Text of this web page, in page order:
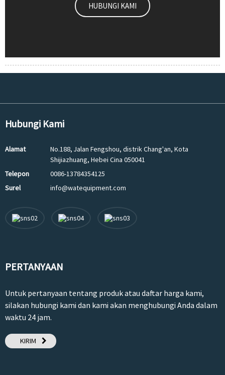
HUBUNGI KAMI
Hubungi Kami
Alamat
No.188, Jalan Fengshou, distrik Chang'an, Kota
Shijiazhuang, Hebei Cina 050041
Telepon
0086-13784354125
Surel
info@watequipment.com
PERTANYAAN
Untuk pertanyaan tentang produk atau daftar harga kami,
silakan hubungi kami dan kami akan menghubungi Anda dalam
waktu 24 jam.
KIRIM